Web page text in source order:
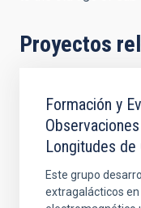
Proyectos
Formación y
Longitudes de
Este grupo
extragalácticos